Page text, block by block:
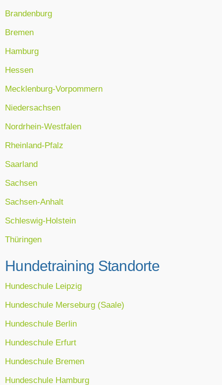
Brandenburg
Bremen
Hamburg
Hessen
Mecklenburg-Vorpommern
Niedersachsen
Nordrhein-Westfalen
Rheinland-Pfalz
Saarland
Sachsen
Sachsen-Anhalt
Schleswig-Holstein
Thüringen
Hundetraining Standorte
Hundeschule Leipzig
Hundeschule Merseburg (Saale)
Hundeschule Berlin
Hundeschule Erfurt
Hundeschule Bremen
Hundeschule Hamburg